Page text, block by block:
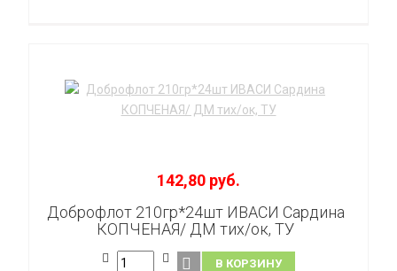
142,80 руб.
Доброфлот 210гр*24шт ИВАСИ Сардина
КОПЧЕНАЯ/ ДМ тих/ок, ТУ
В КОРЗИНУ